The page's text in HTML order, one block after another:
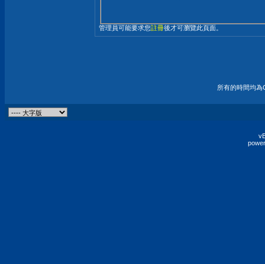
管理員可能要求您註冊後才可瀏覽此頁面。
所有的時間均為